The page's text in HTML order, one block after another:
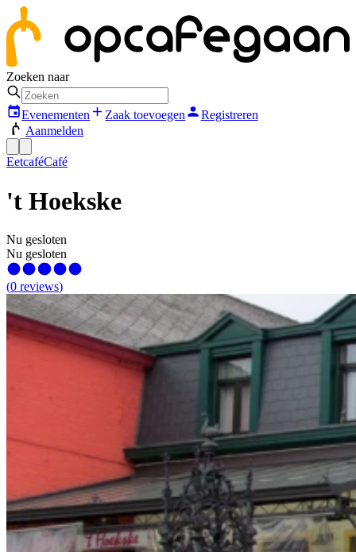
Zoeken naar
Evenementen Zaak toevoegen
Registreren
Aanmelden
EetcaféCafé
't Hoekske
Nu gesloten
Nu gesloten
(0 reviews)